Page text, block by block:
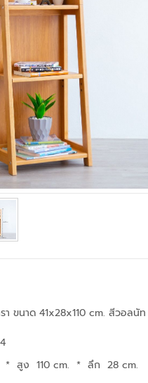
า ขนาด 41x28x110 cm. สีวอลนัท
* สูง 110 cm. * ลึก 28 cm.